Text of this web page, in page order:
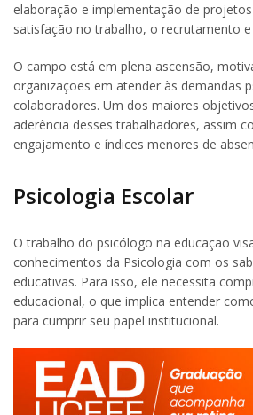
elaboração e implementação de
satisfação no trabalho, o recrutamento
O campo está em plena ascensão,
organizações em atender às demandas
colaboradores. Um dos maiores
aderência desses trabalhadores, assim
engajamento e índices menores de
Psicologia Escolar
O trabalho do psicólogo na educação
conhecimentos da Psicologia com os
educativas. Para isso, ele necessita
educacional, o que implica entender
para cumprir seu papel institucional.